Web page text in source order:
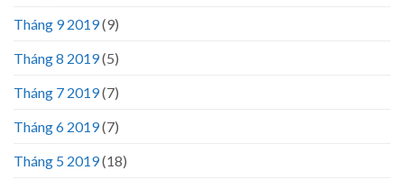
Tháng 9 2019(9)
Tháng 8 2019(5)
Tháng 7 2019(7)
Tháng 6 2019(7)
Tháng 5 2019(18)